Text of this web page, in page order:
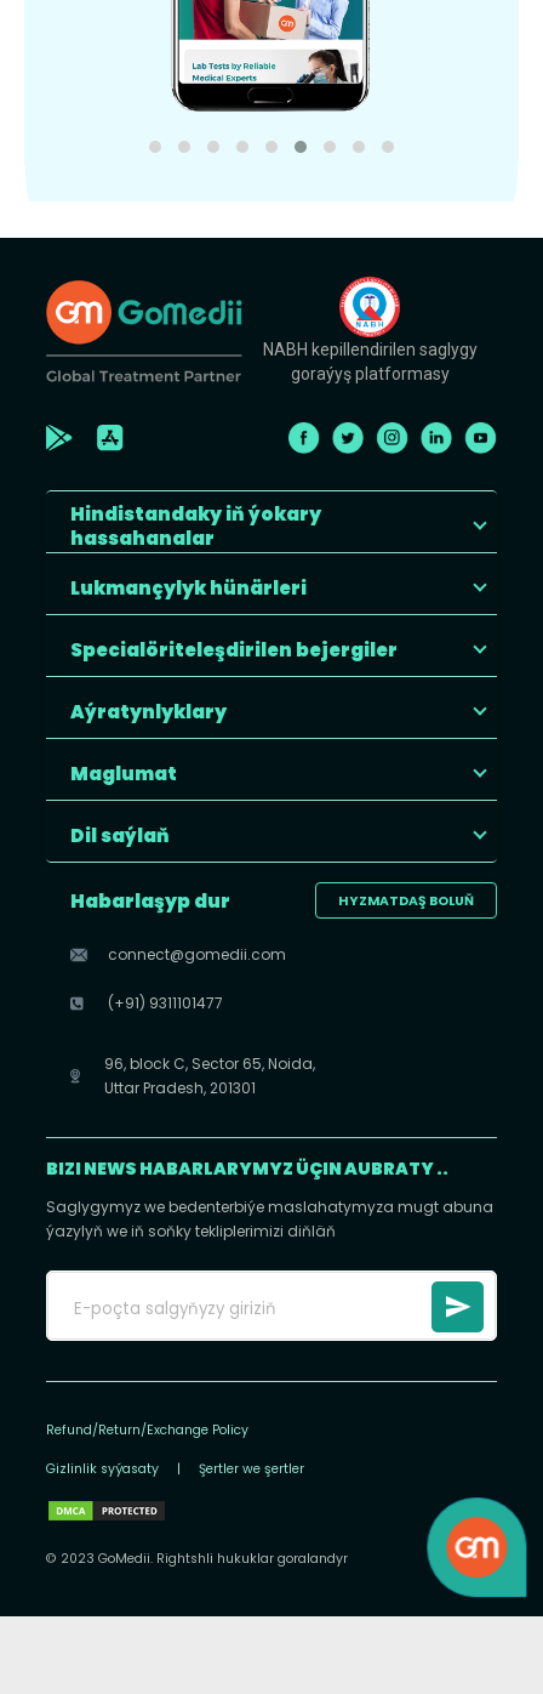
NABH kepillendirilen saglygy
goraýyş platformasy
Hindistandaky iň ýokary
hassahanalar
Lukmançylyk hünärleri
Specialöriteleşdirilen bejergiler
Aýratynlyklary
Maglumat
Dil saýlaň
HYZMATDAŞ BOLUŇ
Habarlaşyp dur
connect@gomedii.com
(+91) 9311101477
96, block C, Sector 65, Noida,
Uttar Pradesh, 201301
BIZI NEWS HABARLARYMYZ ÜÇIN AUBRATY ..
Saglygymyz we bedenterbiýe maslahatymyza mugt abuna
ýazylyň we iň soňky tekliplerimizi diňläň
Refund/Return/Exchange Policy
Gizlinlik syýasaty | Şertler we şertler
© 2023 GoMedii. Rightshli hukuklar goralandyr